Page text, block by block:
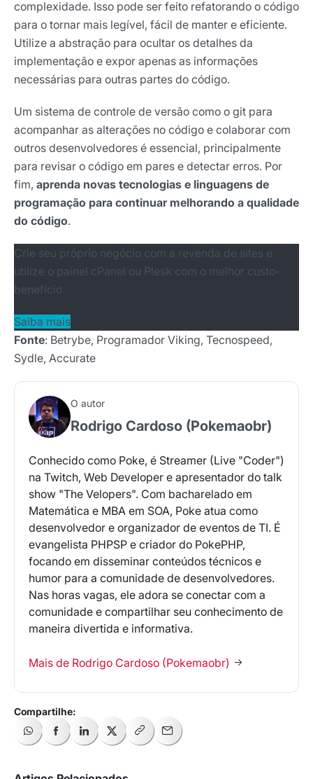
complexidade. Isso pode ser feito refatorando o código
para o tornar mais legível, fácil de manter e eficiente.
Utilize a abstração para ocultar os detalhes da
implementação e expor apenas as informações
necessárias para outras partes do código.
Um sistema de controle de versão como o git para
acompanhar as alterações no código e colaborar com
outros desenvolvedores é essencial, principalmente
para revisar o código em pares e detectar erros. Por
fim, aprenda novas tecnologias e linguagens de
programação para continuar melhorando a qualidade
do código.
Crie seu próprio negócio com a revenda de sites e
utilize o painel cPanel ou Plesk com o melhor custo-
benefício
Saiba mais
Fonte: Betrybe, Programador Viking, Tecnospeed,
Sydle, Accurate
O autor
Rodrigo Cardoso (Pokemaobr)
Conhecido como Poke, é Streamer (Live "Coder")
na Twitch, Web Developer e apresentador do talk
show "The Velopers". Com bacharelado em
Matemática e MBA em SOA, Poke atua como
desenvolvedor e organizador de eventos de TI. É
evangelista PHPSP e criador do PokePHP,
focando em disseminar conteúdos técnicos e
humor para a comunidade de desenvolvedores.
Nas horas vagas, ele adora se conectar com a
comunidade e compartilhar seu conhecimento de
maneira divertida e informativa.
Mais de Rodrigo Cardoso (Pokemaobr)